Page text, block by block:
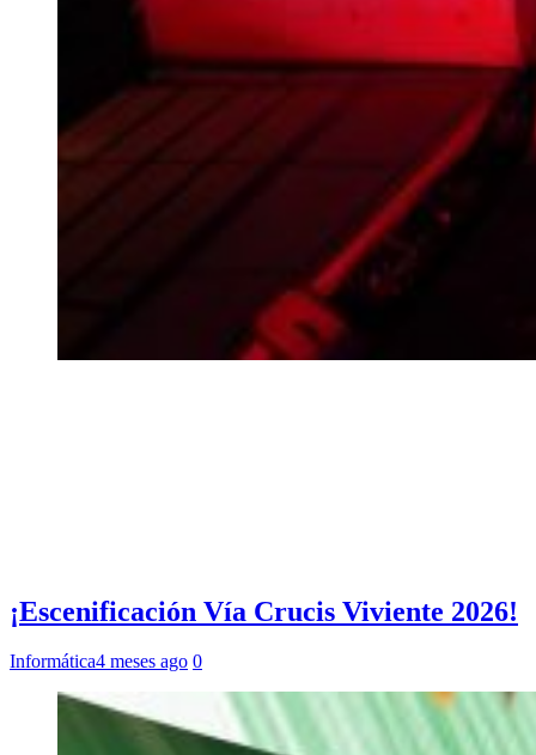
¡Escenificación Vía Crucis Viviente 2026!
Informática4 meses ago 0